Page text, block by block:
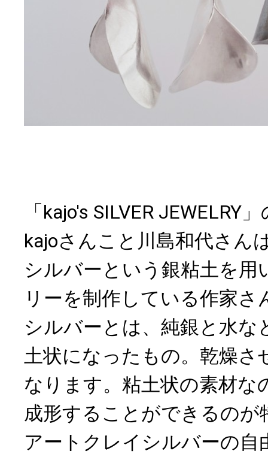
「kajo's SILVER JEWELRY
kajoさんこと川島和代さん
シルバーという銀粘土を用
リーを制作している作家さ
シルバーとは、純銀と水な
土状になったもの。乾燥さ
なります。粘土状の素材な
成形することができるのが
アートクレイシルバーの自